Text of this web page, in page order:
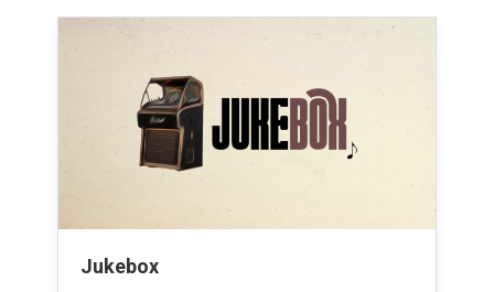
Jukebox